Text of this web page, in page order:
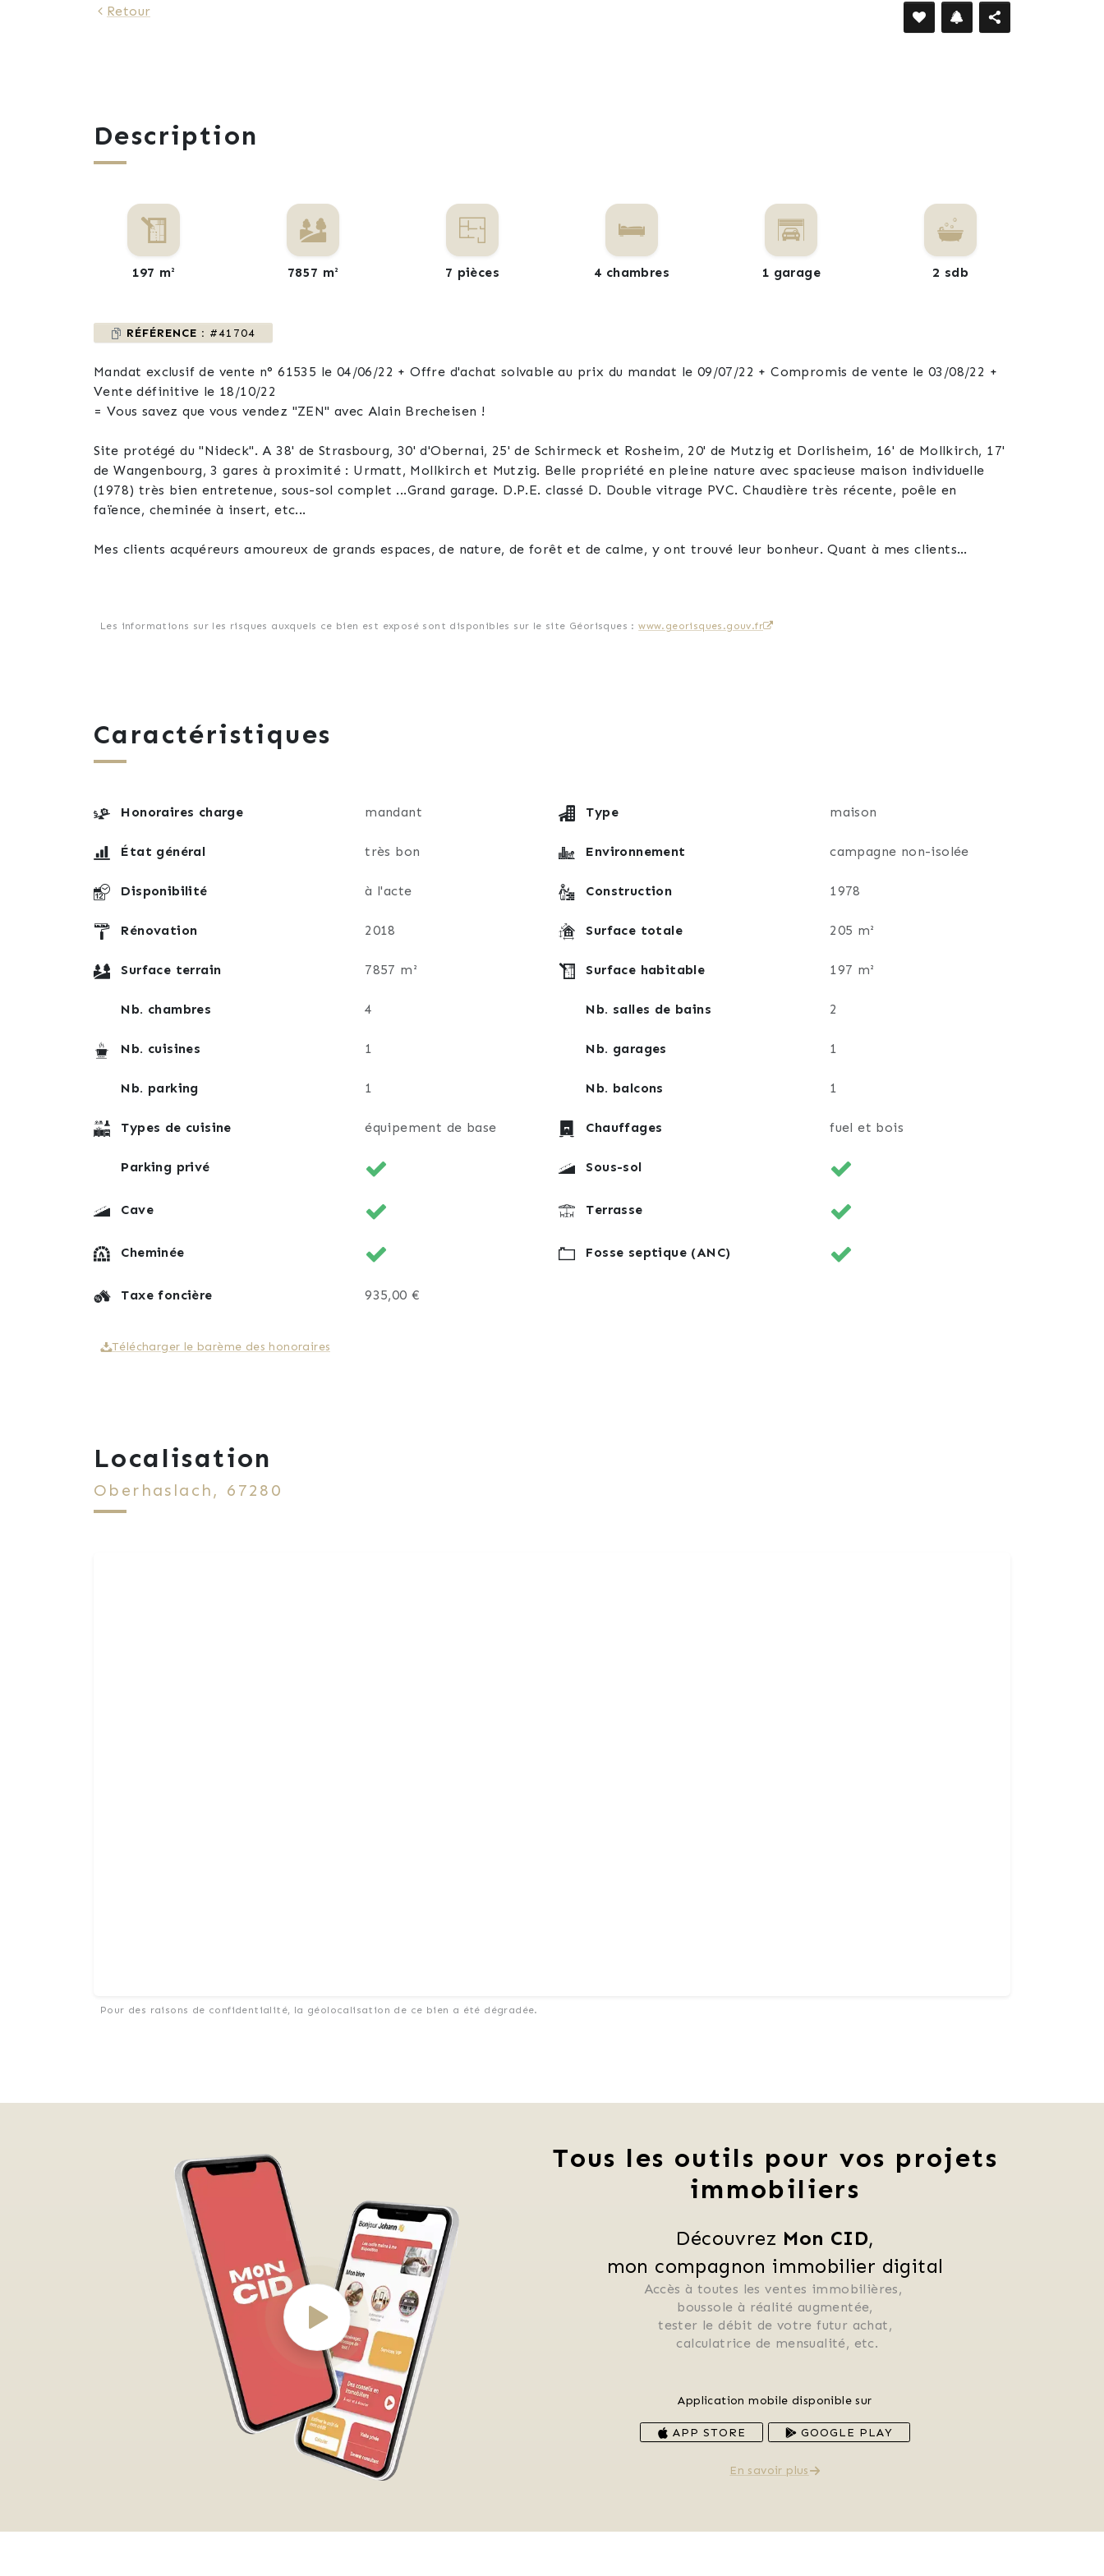
Retour
Description
197 m² 7857 m² 7 pièces 4 chambres 1 garage 2 sdb
RÉFÉRENCE : #41704
Mandat exclusif de vente n° 61535 le 04/06/22 + Offre d'achat solvable au prix du mandat le 09/07/22 + Compromis de vente le 03/08/22 +
Vente définitive le 18/10/22
= Vous savez que vous vendez "ZEN" avec Alain Brecheisen !
Site protégé du "Nideck". A 38' de Strasbourg, 30' d'Obernai, 25' de Schirmeck et Rosheim, 20' de Mutzig et Dorlisheim, 16' de Mollkirch, 17'
de Wangenbourg, 3 gares à proximité : Urmatt, Mollkirch et Mutzig. Belle propriété en pleine nature avec spacieuse maison individuelle
(1978) très bien entretenue, sous-sol complet ...Grand garage. D.P.E. classé D. Double vitrage PVC. Chaudière très récente, poêle en
faïence, cheminée à insert, etc...
Mes clients acquéreurs amoureux de grands espaces, de nature, de forêt et de calme, y ont trouvé leur bonheur. Quant à mes clients
Dossier géré par Alain Brecheisen à votre écoute au 06 23 18 57 74.
Les informations sur les risques auxquels ce bien est exposé sont disponibles sur le site Géorisques :www.georisques.gouv.fr
Caractéristiques
Honoraires charge mandant Type maison
État général très bon Environnement campagne non-isolée
Disponibilité à l'acte Construction 1978
Rénovation 2018 Surface totale 205 m²
Surface terrain 7857 m² Surface habitable 197 m²
Nb. chambres 4 Nb. salles de bains 2
Nb. cuisines 1 Nb. garages 1
Nb. parking 1 Nb. balcons 1
Types de cuisine équipement de base Chauffages fuel et bois
Parking privé Sous-sol
Cave Terrasse
Cheminée Fosse septique (ANC)
Taxe foncière 935,00 €
Télécharger le barème des honoraires
Localisation
Oberhaslach, 67280
Pour des raisons de confidentialité, la géolocalisation de ce bien a été dégradée.
Tous les outils pour vos projets
immobiliers
Découvrez Mon CID,
mon compagnon immobilier digital
Accès à toutes les ventes immobilières,
boussole à réalité augmentée,
tester le débit de votre futur achat,
calculatrice de mensualité, etc.
Application mobile disponible sur
APP STORE GOOGLE PLAY
En savoir plus